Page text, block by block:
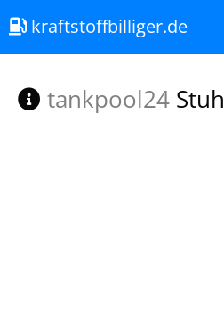
kraftstoffbilliger.de
tankpool24